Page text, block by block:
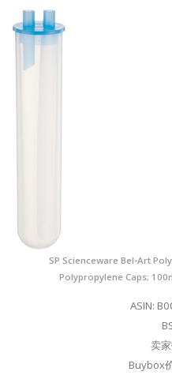
SP Scienceware Bel-Art
Polypropylene Caps;
ASIN:
卖
Buybox